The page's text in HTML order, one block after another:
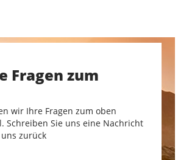
Fragen zum
wir Ihre Fragen zum oben
Schreiben Sie uns eine Nachricht
zurück